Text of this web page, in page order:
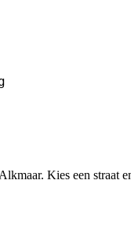
Kies een straat